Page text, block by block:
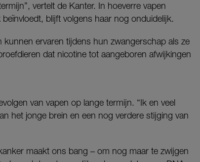
vertelt de Kanter. In hoeverre vapen
blijft volgens haar nog onduidelijk.
ervaren tijdens hun zwangerschap als ze
dat nicotine tot aangeboren afwijkingen
van vapen op lange termijn. “Ik en veel
het jonge brein en een nog verdere stijging van
maakt ons bang – om nog maar te zwijgen